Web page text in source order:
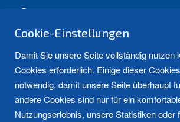
info@bahlmann-gmbh.de
Cookie-Einstellungen
Damit Sie unsere Seite vollständig nutzen
Cookies erforderlich. Einige dieser
notwendig, damit unsere Seite überhaupt
andere Cookies sind nur für ein
Nutzungserlebnis, unsere Statistiken oder